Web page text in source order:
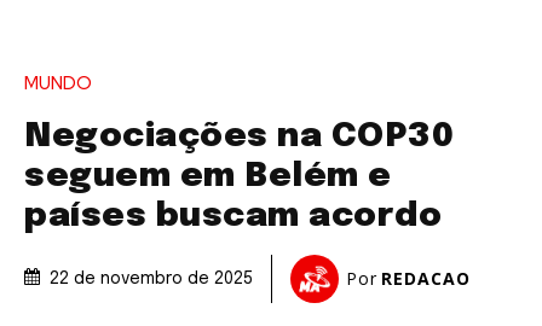
MUNDO
Negociações na COP30
seguem em Belém e
países buscam acordo
22 de novembro de 2025 Por REDACAO